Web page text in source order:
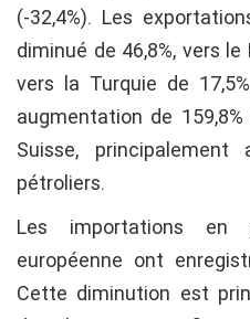
(-32,4%). Les
diminué de 46,8%, vers le
vers la Turquie de
augmentation de
Suisse,
pétroliers.
Les importations en
européenne ont
Cette diminution est